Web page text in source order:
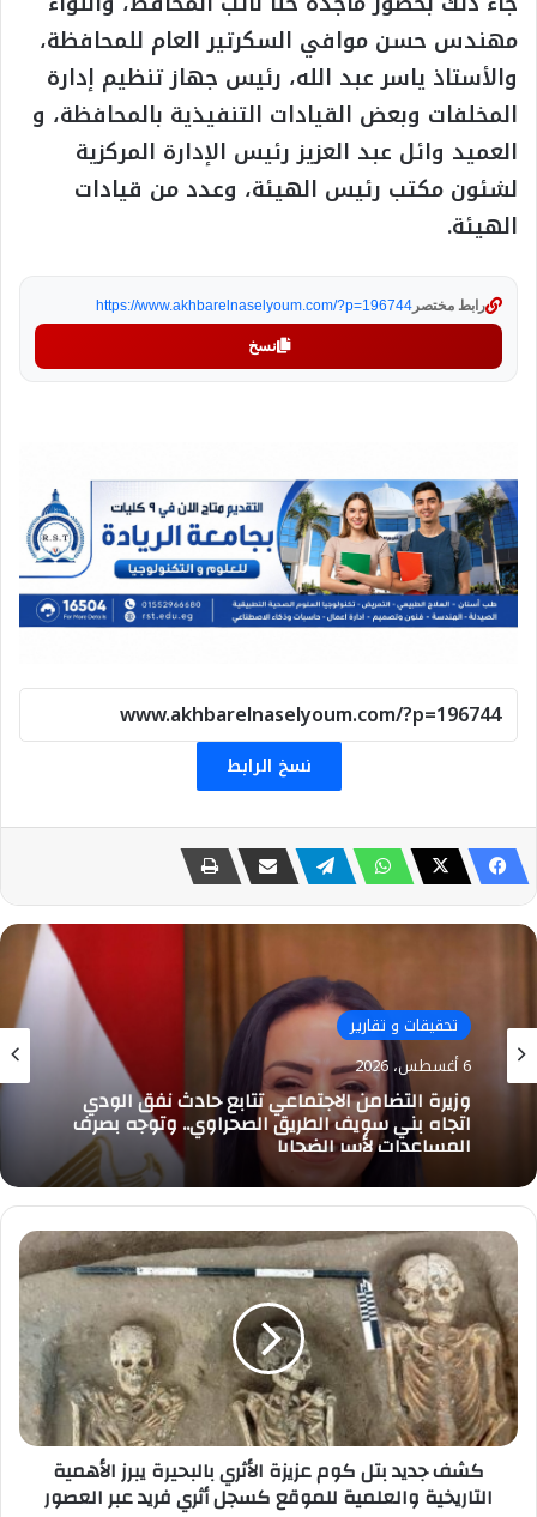
مهندس حسن موافي السكرتير العام للمحافظة،
والأستاذ ياسر عبد الله، رئيس جهاز تنظيم إدارة
المخلفات وبعض القيادات التنفيذية بالمحافظة، و
العميد وائل عبد العزيز رئيس الإدارة المركزية
لشئون مكتب رئيس الهيئة، وعدد من قيادات
الهيئة.
رابط مختصر https://www.akhbarelnaselyoum.com/?p=196744
نسخ
نسخ الرابط
تحقيقات و تقارير
6 أغسطس، 2026
وزيرة التضامن الاجتماعي تتابع حادث نفق الودي
اتجاه بني سويف الطريق الصحراوي.. وتوجه بصرف
المساعدات لأسر الضحايا
كشف
جديد
بتل
كوم
عزيزة
الأثري
بالبحيرة
يبرز
الأهمية
التاريخية
والعلمية
كشف جديد بتل كوم عزيزة الأثري بالبحيرة يبرز الأهمية
التاريخية والعلمية للموقع كسجل أثري فريد عبر العصور